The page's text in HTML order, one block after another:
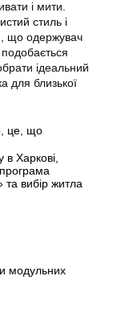
і мити.
стиль і
що одержувач
подобається
ідеальний
для близької
це що
в Харкові,
програма
та вибір житла
модульних